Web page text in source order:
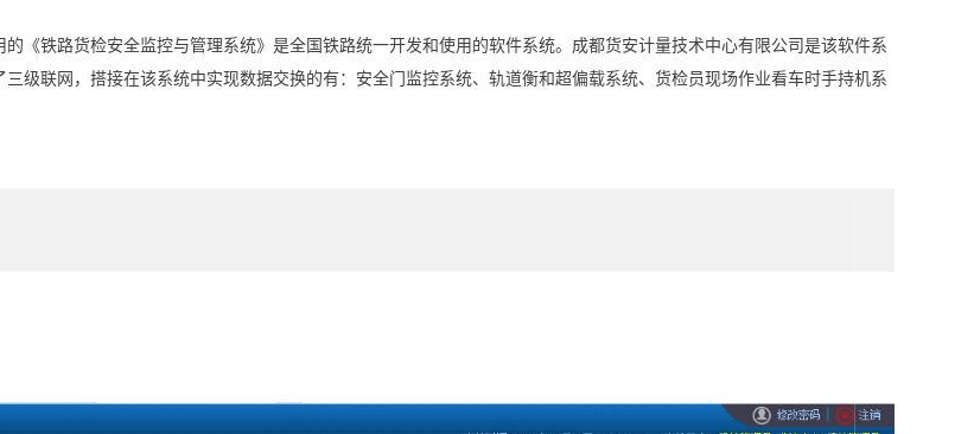
《铁路货检安全监控与管理系统》是全国铁路统一开发和使用的软件系统。成都货安计量技术中心有限公司是该软件系
级联网，搭接在该系统中实现数据交换的有：安全门监控系统、轨道衡和超偏载系统、货检员现场作业看车时手持机系